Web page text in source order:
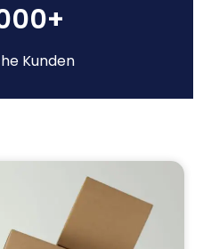
Kunden